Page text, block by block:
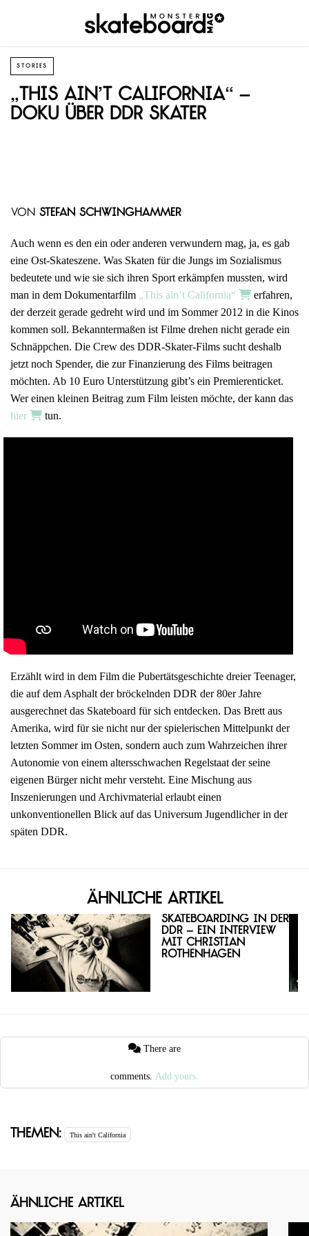
STORIES
„This ain’t California“ –
Doku über DDR Skater
von Stefan Schwinghammer
Auch wenn es den ein oder anderen verwundern mag, ja, es gab
eine Ost-Skateszene. Was Skaten für die Jungs im Sozialismus
bedeutete und wie sie sich ihren Sport erkämpfen mussten, wird
man in dem Dokumentarfilm „This ain’t California“
erfahren,
der derzeit gerade gedreht wird und im Sommer 2012 in die Kinos
kommen soll. Bekanntermaßen ist Filme drehen nicht gerade ein
Schnäppchen. Die Crew des DDR-Skater-Films sucht deshalb
jetzt noch Spender, die zur Finanzierung des Films beitragen
möchten. Ab 10 Euro Unterstützung gibt’s ein Premierenticket.
Wer einen kleinen Beitrag zum Film leisten möchte, der kann das
hier
tun.
Erzählt wird in dem Film die Pubertätsgeschichte dreier Teenager,
die auf dem Asphalt der bröckelnden DDR der 80er Jahre
ausgerechnet das Skateboard für sich entdecken. Das Brett aus
Amerika, wird für sie nicht nur der spielerischen Mittelpunkt der
letzten Sommer im Osten, sondern auch zum Wahrzeichen ihrer
Autonomie von einem altersschwachen Regelstaat der seine
eigenen Bürger nicht mehr versteht. Eine Mischung aus
Inszenierungen und Archivmaterial erlaubt einen
unkonventionellen Blick auf das Universum Jugendlicher in der
späten DDR.
Ähnliche Artikel
Skateboarding in der
DDR – Ein Interview
mit Christian
Rothenhagen
comments. Add yours.
Themen: This ain't California
Ähnliche Artikel